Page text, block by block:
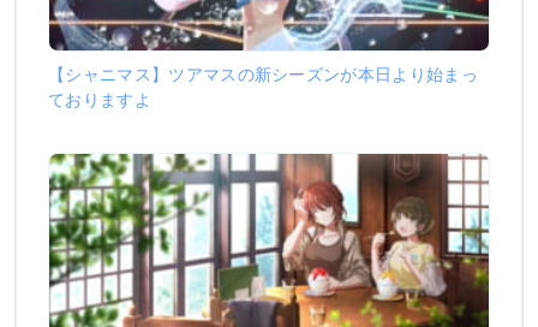
【シャニマス】ツアマスの新シーズンが本日より始まっ
ておりますよ